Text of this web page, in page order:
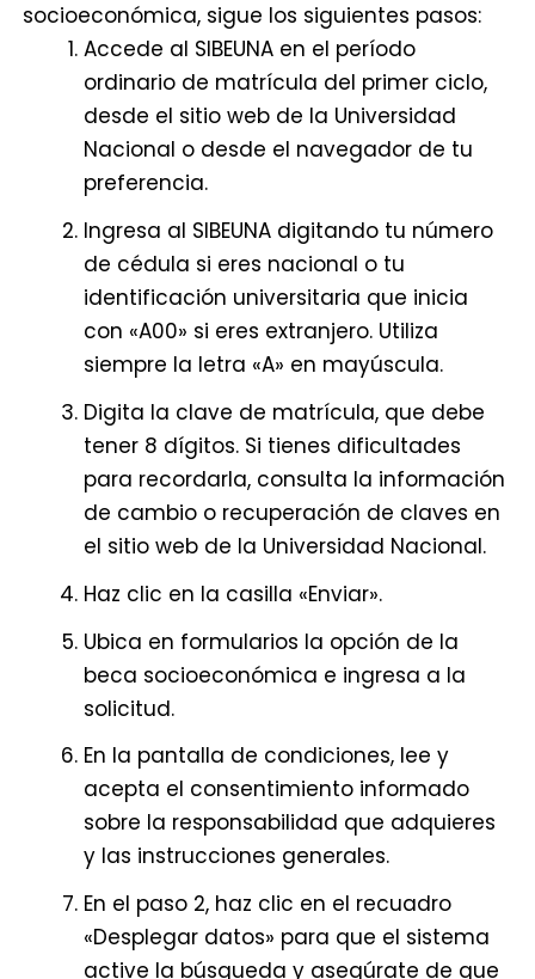
socioeconómica, sigue los siguientes pasos:
Accede al SIBEUNA en el período
ordinario de matrícula del primer ciclo,
desde el sitio web de la Universidad
Nacional o desde el navegador de tu
preferencia.
Ingresa al SIBEUNA digitando tu número
de cédula si eres nacional o tu
identificación universitaria que inicia
con «A00» si eres extranjero. Utiliza
siempre la letra «A» en mayúscula.
Digita la clave de matrícula, que debe
tener 8 dígitos. Si tienes dificultades
para recordarla, consulta la información
de cambio o recuperación de claves en
el sitio web de la Universidad Nacional.
Haz clic en la casilla «Enviar».
Ubica en formularios la opción de la
beca socioeconómica e ingresa a la
solicitud.
En la pantalla de condiciones, lee y
acepta el consentimiento informado
sobre la responsabilidad que adquieres
y las instrucciones generales.
En el paso 2, haz clic en el recuadro
«Desplegar datos» para que el sistema
active la búsqueda y asegúrate de que